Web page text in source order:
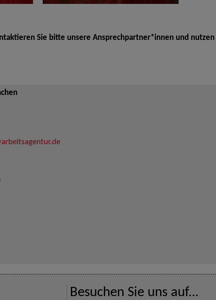
Sie bitte unsere Ansprechpartner*innen und nutzen
Besuchen Sie uns auf...